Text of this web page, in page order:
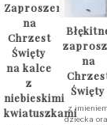
Zaproszenie
na
Chrzest
Święty
na kalce
z
niebieskimi
kwiatuszkami
na
Święty
z imieniem
dziecka